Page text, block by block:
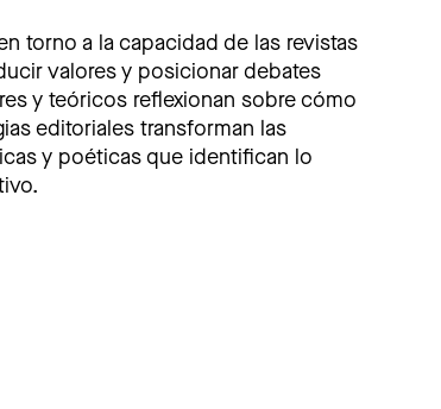
torno a la capacidad de las revistas
valores y posicionar debates
y teóricos reflexionan sobre cómo
editoriales transforman las
y poéticas que identifican lo